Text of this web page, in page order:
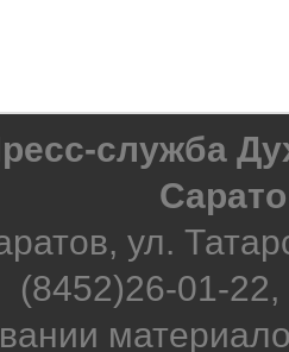
служба
ул.
(8452)26-01-